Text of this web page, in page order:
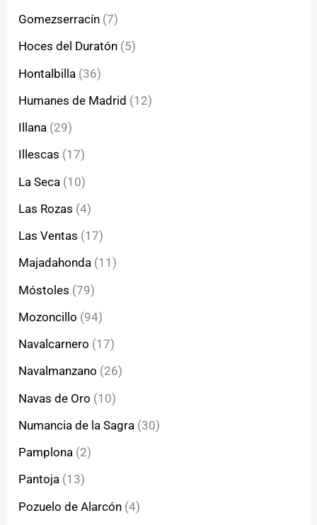
Gomezserracín (7)
Hoces del Duratón (5)
Hontalbilla (36)
Humanes de Madrid (12)
Illana (29)
Illescas (17)
La Seca (10)
Las Rozas (4)
Las Ventas (17)
Majadahonda (11)
Móstoles (79)
Mozoncillo (94)
Navalcarnero (17)
Navalmanzano (26)
Navas de Oro (10)
Numancia de la Sagra (30)
Pamplona (2)
Pantoja (13)
Pozuelo de Alarcón (4)